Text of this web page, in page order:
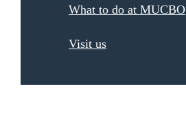
What to do at MUCBO
Visit us